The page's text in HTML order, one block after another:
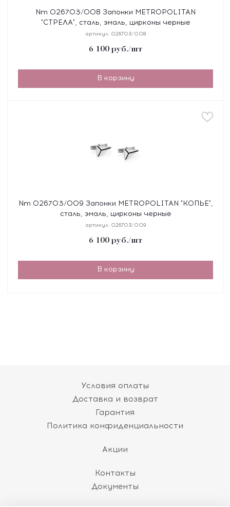
Nm 026703/008 Запонки METROPOLITAN
"СТРЕЛА", сталь, эмаль, цирконы черные
артикул: 026703/008
6 100 руб./шт
В корзину
Nm 026703/009 Запонки METROPOLITAN "КОПЬЕ",
сталь, эмаль, цирконы черные
артикул: 026703/009
6 100 руб./шт
В корзину
Условия оплаты
Доставка и возврат
Гарантия
Политика конфиденциальности
Акции
Контакты
Документы